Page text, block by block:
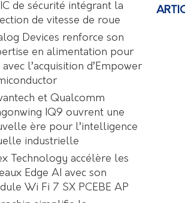
de sécurité intégrant la
de vitesse de roue
Devices renforce son
en alimentation pour
avec l’acquisition d’Empower
et Qualcomm
IQ9 ouvrent une
ère pour l’intelligence
industrielle
Technology accélère les
Edge AI avec son
Wi Fi 7 SX PCEBE AP